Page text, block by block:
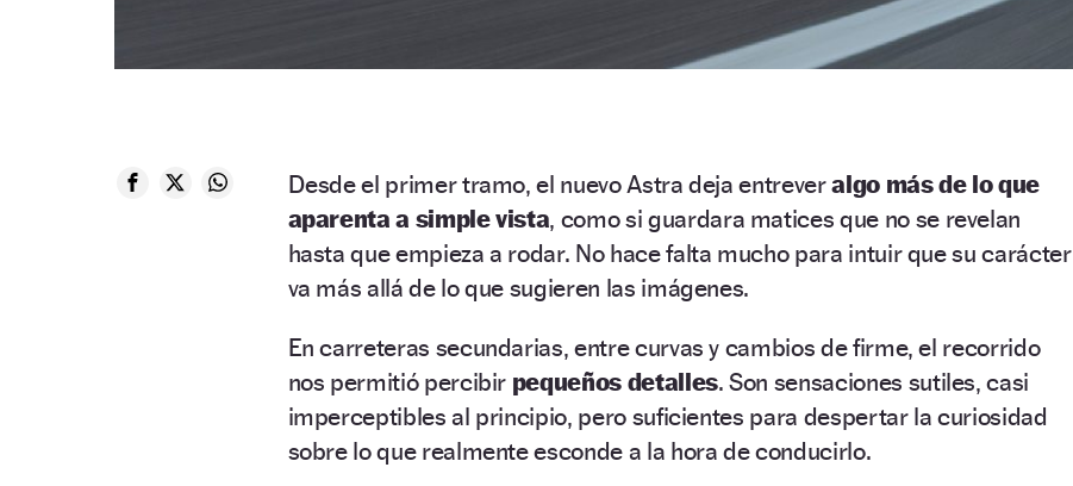
Desde el primer tramo, el nuevo Astra deja entreveralgo más de lo que
aparenta a simple vista, como si guardara matices que no se revelan
hasta que empieza a rodar. No hace falta mucho para intuir que su carácter
va más allá de lo que sugieren las imágenes.
En carreteras secundarias, entre curvas y cambios de firme, el recorrido
nos permitió percibir pequeños detalles. Son sensaciones sutiles, casi
imperceptibles al principio, pero suficientes para despertar la curiosidad
sobre lo que realmente esconde a la hora de conducirlo.